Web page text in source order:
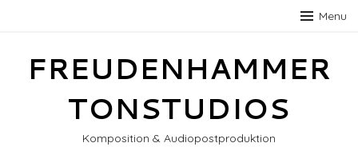
content
Menu
FREUDENHAMMER
TONSTUDIOS
Komposition & Audiopostproduktion